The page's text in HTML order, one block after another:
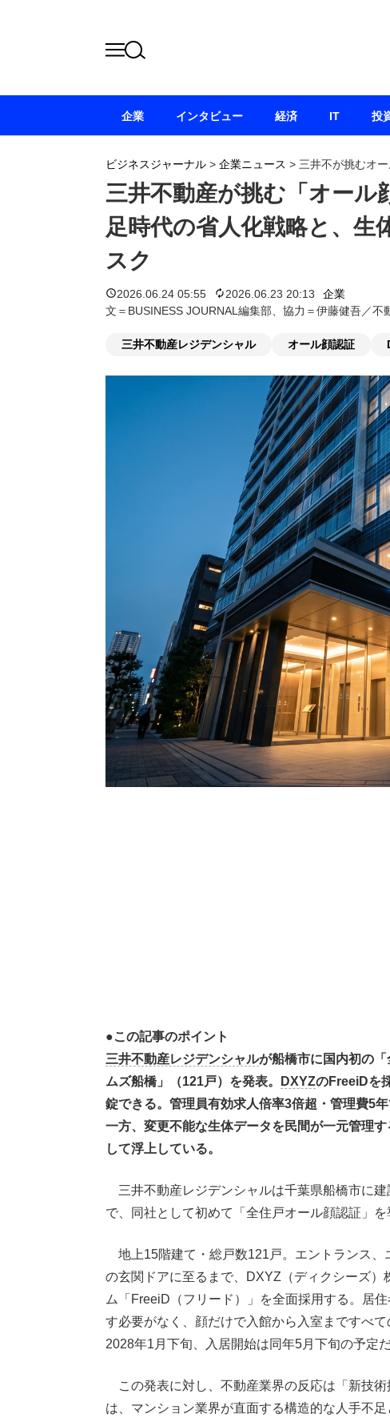
ビジネスジャーナル > 企業ニュース > 三井不が挑むオ
三井不動産が挑む「オー
足時代の省人化戦略と、生
スク
2026.06.24 05:55 2026.06.23 20:13
企業
文＝BUSINESS JOURNAL編集部、協力＝伊藤健吾／不
三井不動産レジデンシャル オール顔認証
●この記事のポイント
三井不動産レジデンシャルが船橋市に国内初の「
ムズ船橋」（121戸）を発表。
DXYZのFreeiDを
錠できる。管理員有効求人倍率3倍超・管理費5
一方、変更不能な生体データを民間が一元管理
して浮上している。
三井不動産レジデンシャルは千葉県船橋市に建
で、同社として初めて「全住戸オール顔認証」を
地上15階建て・総戸数121戸。エントランス、
の玄関ドアに至るまで、DXYZ（ディクシーズ
ム「FreeiD（フリード）」を全面採用する。居
す必要がなく、顔だけで入館から入室まですべ
2028年1月下旬、入居開始は同年5月下旬の予定だ
この発表に対し、不動産業界の反応は「新技
は、マンション業界が直面する構造的な人手不
企業 インタビュー 経済 IT 投